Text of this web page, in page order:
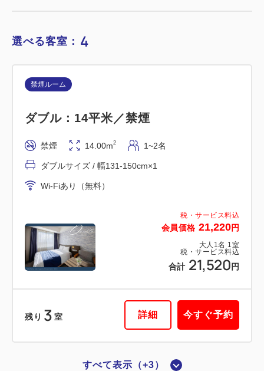
税・サービス料込
会員価格 29,500円
大人 1名 1室
税・サービス料込
合計 29,800 円
禁煙ルーム
ツイン：20平米／禁煙
禁煙 20.00m2 1~2名
シングルサイズ / 幅90-130cm×2
Wi-Fiあり（無料）
残り 1 室 詳細 今すぐ予約
選べる客室： 4
税・サービス料込
会員価格 21,220円
大人 1名 1室
税・サービス料込
合計 21,520 円
禁煙ルーム
ダブル：14平米／禁煙
禁煙 14.00m2 1~2名
ダブルサイズ / 幅131-150cm×1
Wi-Fiあり（無料）
残り 3 室 詳細 今すぐ予約
すべて表示（+3）